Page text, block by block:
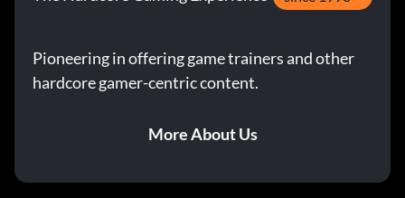
Pioneering in offering game trainers and other
hardcore gamer-centric content.
More About Us